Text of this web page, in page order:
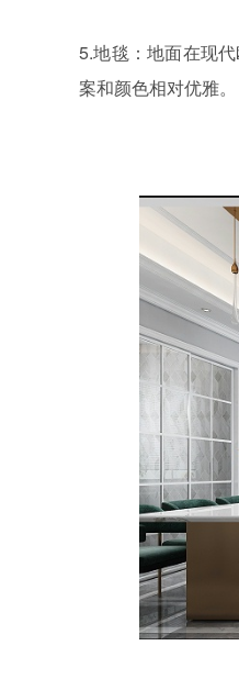
5.地毯：地面在现
案和颜色相对优雅。